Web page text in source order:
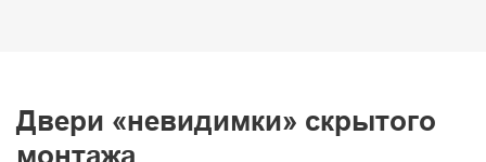
Двери «невидимки» скрытого